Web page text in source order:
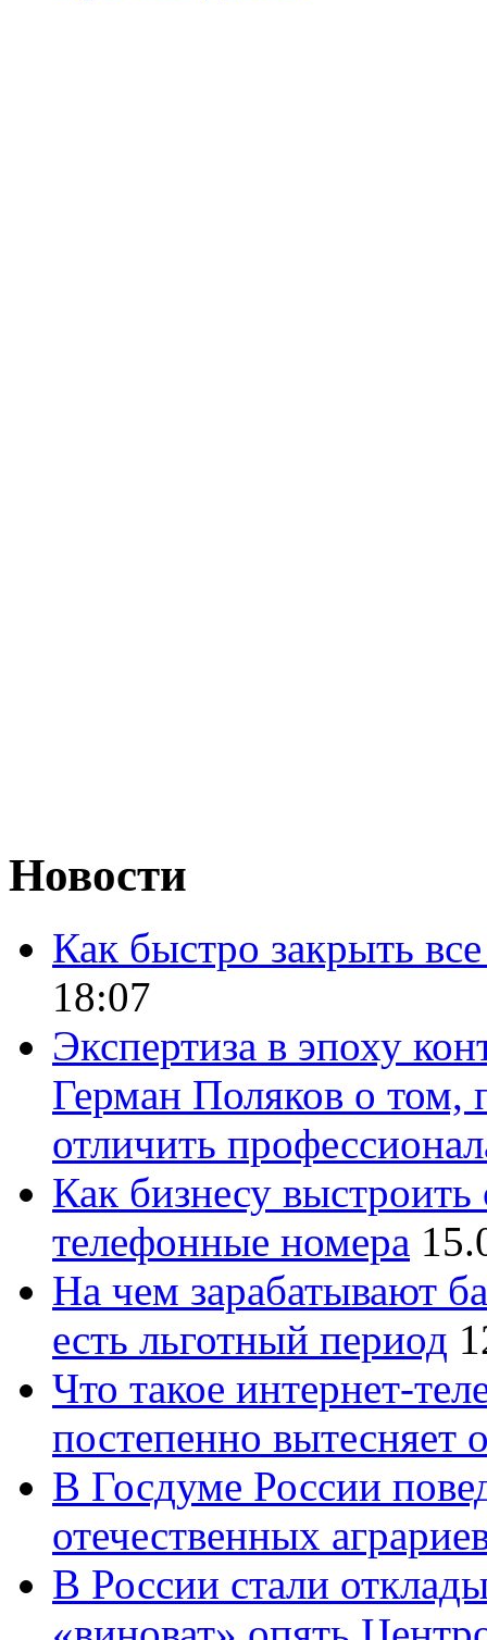
Новости
Как быстро закрыть
18:07
Экспертиза в эпоху
Герман Поляков о том,
отличить
Как бизнесу
телефонные номера
На чем зарабатывают
есть льготный период
Что такое интернет-
постепенно вытесняет
В Госдуме России
отечественных
В России стали